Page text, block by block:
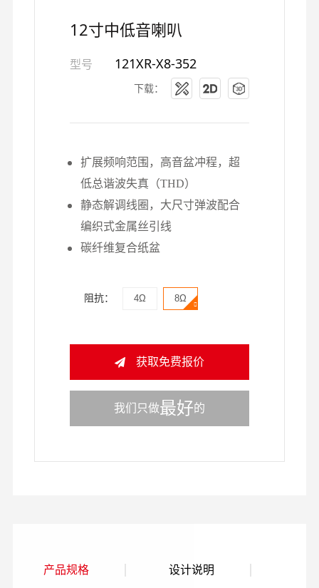
12寸中低音喇叭
型号 121XR-X8-352
下载：
扩展频响范围，高音盆冲程，超
低总谐波失真（THD）
静态解调线圈，大尺寸弹波配合
编织式金属丝引线
碳纤维复合纸盆
阻抗： 4Ω 8Ω
获取免费报价
我们只做最好的
产品规格 设计说明